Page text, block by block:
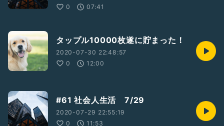
0
07:41
タップル10000枚遂に貯まった！
2020-07-30 22:48:57
0
12:00
#61 社会人生活 7/29
2020-07-29 22:55:19
0
11:53